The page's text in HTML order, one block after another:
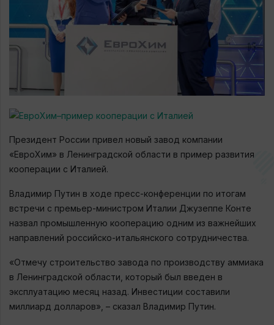
Президент России привел новый завод компании
«ЕвроХим» в Ленинградской области в пример развития
кооперации с Италией.
Владимир Путин в ходе пресс-конференции по итогам
встречи с премьер-министром Италии Джузеппе Конте
назвал промышленную кооперацию одним из важнейших
направлений российско-итальянского сотрудничества.
«Отмечу строительство завода по производству аммиака
в Ленинградской области, который был введен в
эксплуатацию месяц назад. Инвестиции составили
миллиард долларов», – сказал Владимир Путин.